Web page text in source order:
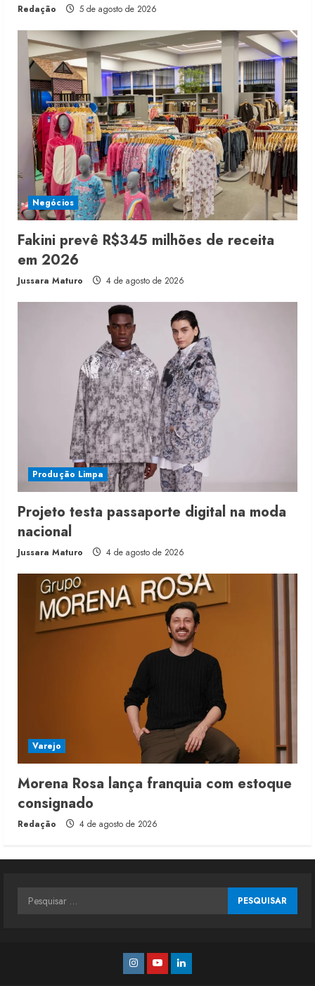
Redação 5 de agosto de 2026
Negócios
Fakini prevê R$345 milhões de receita
em 2026
Jussara Maturo 4 de agosto de 2026
Produção Limpa
Projeto testa passaporte digital na moda
nacional
Jussara Maturo 4 de agosto de 2026
Varejo
Morena Rosa lança franquia com estoque
consignado
Redação 4 de agosto de 2026
Pesquisar
Instagram
YoutubeLinkedin